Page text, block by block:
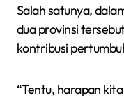
Salah satunya,
dua provinsi
kontribusi
“Tentu, harapan